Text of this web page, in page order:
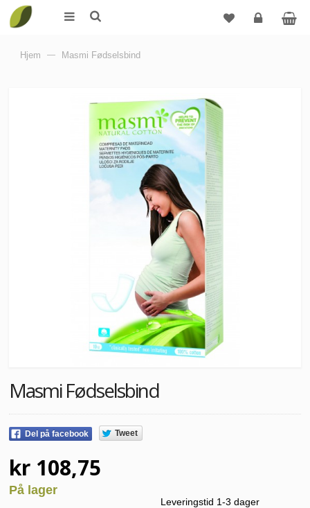
Hjem — Masmi Fødselsbind
Masmi Fødselsbind
Del på facebook Tweet
kr 108,75
På lager
Leveringstid 1-3 dager